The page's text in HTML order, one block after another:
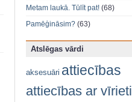
Metam laukā. Tūlīt pat! (68)
Pamēģināsim? (63)
Atslēgas vārdi
aksesuāri attiecības
attiecības ar vīrieti